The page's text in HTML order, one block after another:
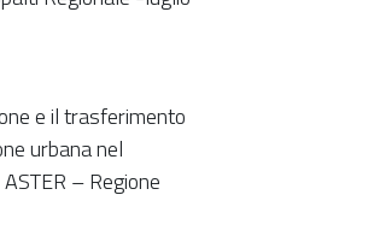
e il trasferimento
urbana nel
– Regione